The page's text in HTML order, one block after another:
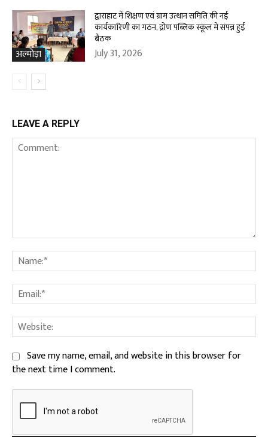
अल्मोड़ा
द्वाराहाट में शिक्षण एवं ग्राम उत्थान समिति की नई
कार्यकारिणी का गठन, द्रोण पब्लिक स्कूल में संपन्न हुई
बैठक
July 31, 2026
LEAVE A REPLY
Save my name, email, and website in this browser for
the next time I comment.